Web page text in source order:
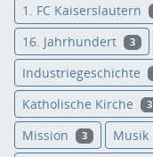
1. FC Kaiserslautern
16. Jahrhundert 3
Industriegeschichte
Katholische Kirche 3
Mission 3 Musik